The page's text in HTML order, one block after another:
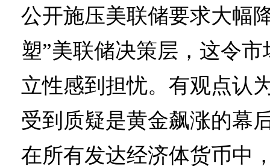
公开施压美联储要求大幅
塑”美联储决策层，这令
立性感到担忧。有观点认
受到质疑是黄金飙涨的幕
在所有发达经济体货币中